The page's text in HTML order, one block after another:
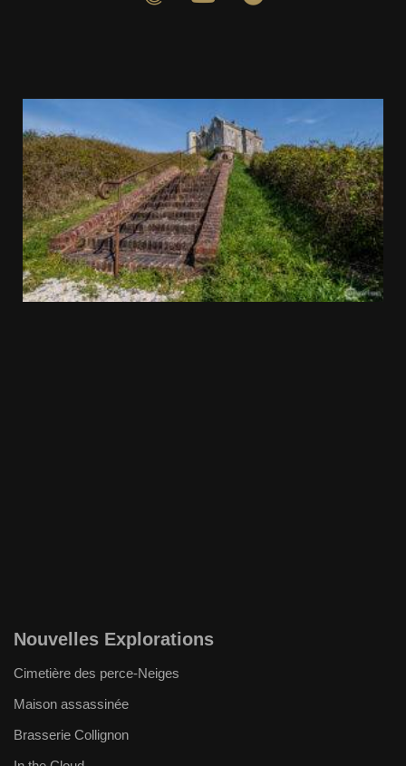
Nouvelles Explorations
Cimetière des perce-Neiges
Maison assassinée
Brasserie Collignon